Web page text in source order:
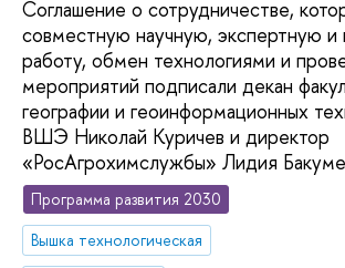
Соглашение о сотрудничестве,
совместную научную, экспертную и
работу, обмен технологиями и
мероприятий подписали декан
географии и геоинформационных
ВШЭ Николай Куричев и директор
«РосАгрохимслужбы» Лидия
Программа развития 2030
Вышка технологическая